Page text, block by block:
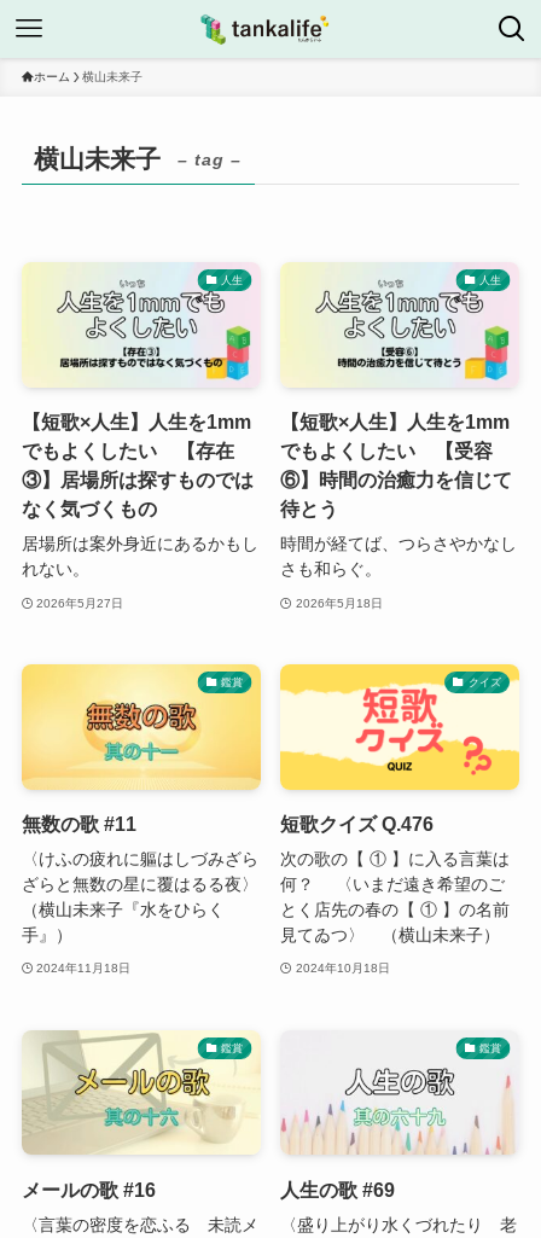
ホーム 横山未来子
横山未来子 – tag –
人生
【短歌×人生】人生を1mm
でもよくしたい 【存在
③】居場所は探すものでは
なく気づくもの
居場所は案外身近にあるかもし
れない。
2026年5月27日
人生
【短歌×人生】人生を1mm
でもよくしたい 【受容
⑥】時間の治癒力を信じて
待とう
時間が経てば、つらさやかなし
さも和らぐ。
2026年5月18日
鑑賞
無数の歌 #11
〈けふの疲れに軀はしづみざら
ざらと無数の星に覆はるる夜〉
（横山未来子『水をひらく
手』）
2024年11月18日
クイズ
短歌クイズ Q.476
次の歌の【 ① 】に入る言葉は
何？ 〈いまだ遠き希望のご
とく店先の春の【 ① 】の名前
見てゐつ〉 （横山未来子）
2024年10月18日
鑑賞
メールの歌 #16
〈言葉の密度を恋ふる 未読メ
鑑賞
人生の歌 #69
〈盛り上がり水くづれたり 老